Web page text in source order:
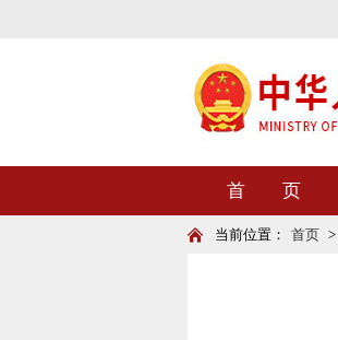
首 页
当前位置： 首页 >